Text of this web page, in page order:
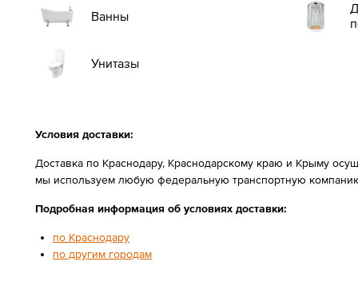
Ванны
Унитазы
Условия доставки:
Доставка по Краснодару, Краснодарскому краю и Крыму
мы используем любую федеральную транспортную
Подробная информация об условиях доставки:
по Краснодару
по другим городам